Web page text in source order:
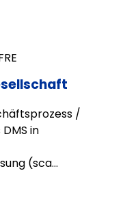
/
in
(sca...